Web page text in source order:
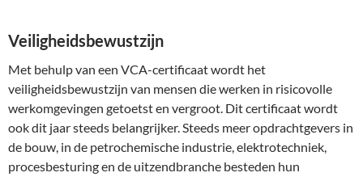
Veiligheidsbewustzijn
Met behulp van een VCA-certificaat wordt het
veiligheidsbewustzijn van mensen die werken in risicovolle
werkomgevingen getoetst en vergroot. Dit certificaat wordt
ook dit jaar steeds belangrijker. Steeds meer opdrachtgevers in
de bouw, in de petrochemische industrie, elektrotechniek,
procesbesturing en de uitzendbranche besteden hun